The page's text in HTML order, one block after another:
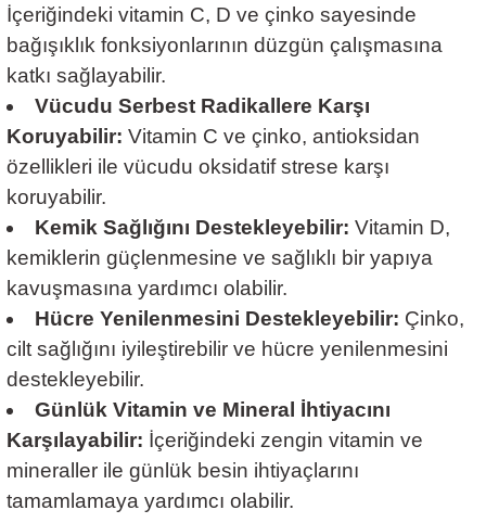
İçeriğindeki vitamin C, D ve çinko sayesinde
bağışıklık fonksiyonlarının düzgün çalışmasına
katkı sağlayabilir.
Vücudu Serbest Radikallere Karşı
Koruyabilir: Vitamin C ve çinko, antioksidan
özellikleri ile vücudu oksidatif strese karşı
koruyabilir.
Kemik Sağlığını Destekleyebilir: Vitamin D,
kemiklerin güçlenmesine ve sağlıklı bir yapıya
kavuşmasına yardımcı olabilir.
Hücre Yenilenmesini Destekleyebilir: Çinko,
cilt sağlığını iyileştirebilir ve hücre yenilenmesini
destekleyebilir.
Günlük Vitamin ve Mineral İhtiyacını
Karşılayabilir: İçeriğindeki zengin vitamin ve
mineraller ile günlük besin ihtiyaçlarını
tamamlamaya yardımcı olabilir.